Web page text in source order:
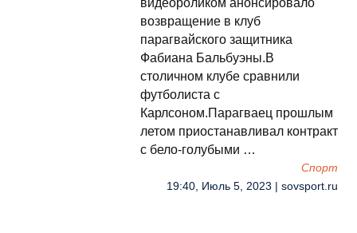
видеороликом анонсировало
возвращение в клуб
парагвайского защитника
Фабиана Бальбуэны.В
столичном клубе сравнили
футболиста с
Карлсоном.Парагваец прошлым
летом приостанавливал контракт
с бело-голубыми …
Спорт
19:40, Июль 5, 2023 | sovsport.ru